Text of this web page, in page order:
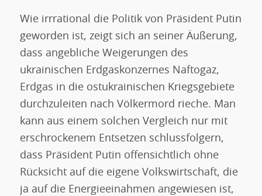
Wie irrrational die Politik von Präsident Putin
geworden ist, zeigt sich an seiner Äußerung,
dass angebliche Weigerungen des
ukrainischen Erdgaskonzernes Naftogaz,
Erdgas in die ostukrainischen Kriegsgebiete
durchzuleiten nach Völkermord rieche. Man
kann aus einem solchen Vergleich nur mit
erschrockenem Entsetzen schlussfolgern,
dass Präsident Putin offensichtlich ohne
Rücksicht auf die eigene Volkswirtschaft, die
ja auf die Energieeinahmen angewiesen ist,